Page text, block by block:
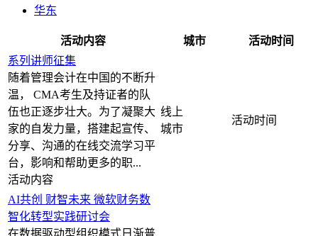
华东
活动内容 城市
活动时间
系列讲师征集
随着管理会计在中国的不断升
温， CMA考生及持证者的队
伍也正逐步壮大。为了凝聚大
家的自发力量，搭建起宣传、
分享、沟通的在线交流学习平
台，影响和帮助更多的职...
线上
AI共创 财智未来 微软财务数
智化转型实践研讨会
在数据驱动型组织模式日渐普